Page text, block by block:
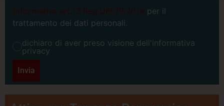
Informativa art.13 Reg.UE679/2016 per il
trattamento dei dati personali.
dichiaro di aver preso visione dell'informativa
privacy
Invia